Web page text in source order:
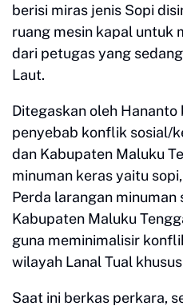
berisi miras jenis Sopi
ruang mesin kapal untuk
dari petugas yang
Laut.
Ditegaskan oleh Hananto
penyebab konflik sosial/
dan Kabupaten Maluku
minuman keras yaitu
Perda larangan
Kabupaten Maluku
guna meminimalisir
wilayah Lanal Tual
Saat ini berkas perkara,